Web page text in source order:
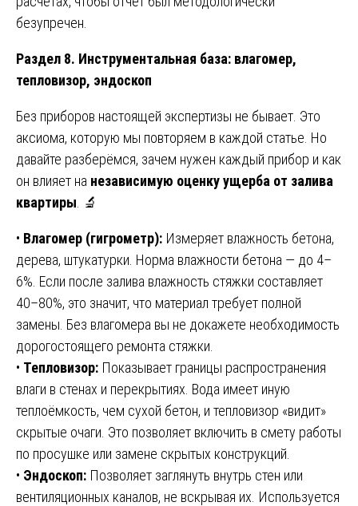
безупречен.
Раздел 8. Инструментальная база: влагомер,
тепловизор, эндоскоп
Без приборов настоящей экспертизы не бывает. Это
аксиома, которую мы повторяем в каждой статье. Но
давайте разберёмся, зачем нужен каждый прибор и как
он влияет на независимую оценку ущерба от залива
квартиры . 🔬
• Влагомер (гигрометр): Измеряет влажность бетона,
дерева, штукатурки. Норма влажности бетона — до 4–
6%. Если после залива влажность стяжки составляет
40–80%, это значит, что материал требует полной
замены. Без влагомера вы не докажете необходимость
дорогостоящего ремонта стяжки.
• Тепловизор: Показывает границы распространения
влаги в стенах и перекрытиях. Вода имеет иную
теплоёмкость, чем сухой бетон, и тепловизор «видит»
скрытые очаги. Это позволяет включить в смету работы
по просушке или замене скрытых конструкций.
• Эндоскоп: Позволяет заглянуть внутрь стен или
вентиляционных каналов, не вскрывая их. Используется